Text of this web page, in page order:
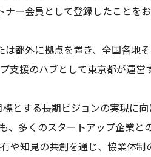
ー会員として登録したことをお
は都外に拠点を置き、全国各
支援のハブとして東京都が運営
とする長期ビジョンの実現に
、多くのスタートアップ企業
や知見の共創を通じ、協業体制